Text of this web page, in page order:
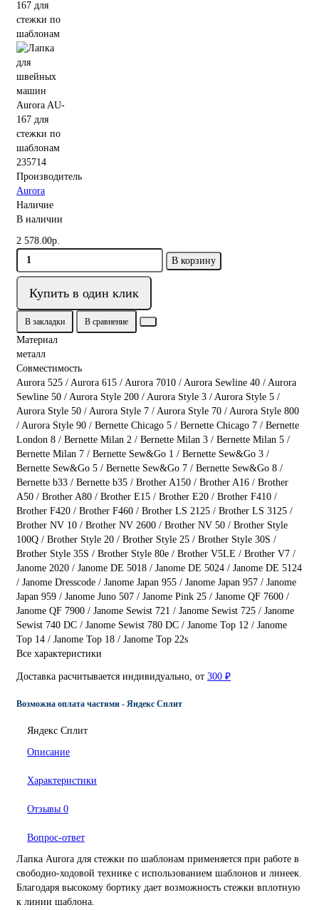
235714
Производитель
Aurora
Наличие
В наличии
2 578.00р.
В корзину
Купить в один клик
В закладки В сравнение
Материал
металл
Совместимость
Aurora 525 / Aurora 615 / Aurora 7010 / Aurora Sewline 40 / Aurora
Sewline 50 / Aurora Style 200 / Aurora Style 3 / Aurora Style 5 /
Aurora Style 50 / Aurora Style 7 / Aurora Style 70 / Aurora Style 800
/ Aurora Style 90 / Bernette Chicago 5 / Bernette Chicago 7 / Bernette
London 8 / Bernette Milan 2 / Bernette Milan 3 / Bernette Milan 5 /
Bernette Milan 7 / Bernette Sew&Go 1 / Bernette Sew&Go 3 /
Bernette Sew&Go 5 / Bernette Sew&Go 7 / Bernette Sew&Go 8 /
Bernette b33 / Bernette b35 / Brother A150 / Brother A16 / Brother
A50 / Brother A80 / Brother E15 / Brother E20 / Brother F410 /
Brother F420 / Brother F460 / Brother LS 2125 / Brother LS 3125 /
Brother NV 10 / Brother NV 2600 / Brother NV 50 / Brother Style
100Q / Brother Style 20 / Brother Style 25 / Brother Style 30S /
Brother Style 35S / Brother Style 80e / Brother V5LE / Brother V7 /
Janome 2020 / Janome DE 5018 / Janome DE 5024 / Janome DE 5124
/ Janome Dresscode / Janome Japan 955 / Janome Japan 957 / Janome
Japan 959 / Janome Juno 507 / Janome Pink 25 / Janome QF 7600 /
Janome QF 7900 / Janome Sewist 721 / Janome Sewist 725 / Janome
Sewist 740 DC / Janome Sewist 780 DC / Janome Top 12 / Janome
Top 14 / Janome Top 18 / Janome Top 22s
Все характеристики
Доставка расчитывается индивидуально, от 300 ₽
Возможна оплата частями - Яндекс Сплит
Яндекс Сплит
Описание
Характеристики
Отзывы 0
Вопрос-ответ
Лапка Aurora для стежки по шаблонам применяется при работе в
свободно-ходовой технике с использованием шаблонов и линеек.
Благодаря высокому бортику дает возможность стежки вплотную
к линии шаблона.